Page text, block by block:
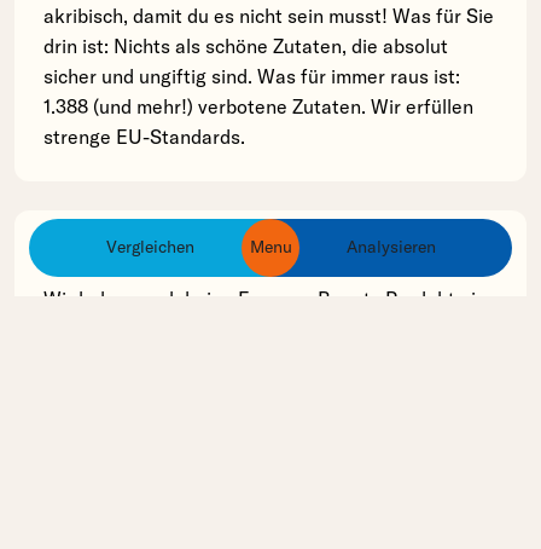
Vergleichen Menu Analysieren
ingredients
products
brands
akribisch, damit du es nicht sein musst! Was für Sie
drin ist: Nichts als schöne Zutaten, die absolut
sicher und ungiftig sind. Was für immer raus ist:
1.388 (und mehr!) verbotene Zutaten. Wir erfüllen
strenge EU-Standards.
Inhaltsstoff Analyse
Wir haben noch keine Farmacy Beauty Produkte in